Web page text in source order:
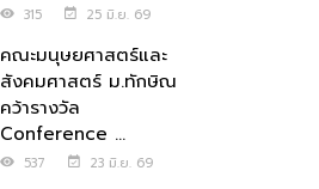
315 25 มิ.ย. 69
คณะมนุษยศาสตร์และ
สังคมศาสตร์ ม.ทักษิณ
คว้ารางวัล
Conference ...
537 23 มิ.ย. 69